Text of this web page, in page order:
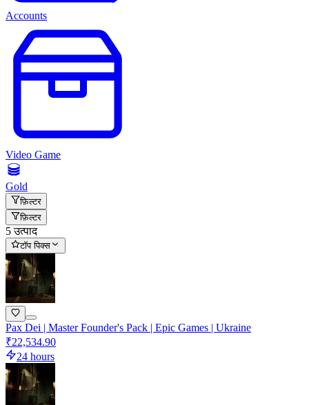
Accounts
Video Game
Gold
फ़िल्टर
फ़िल्टर
5 उत्पाद
टॉप पिक्स
Pax Dei | Master Founder's Pack | Epic Games | Ukraine
₹22,534.90
24 hours